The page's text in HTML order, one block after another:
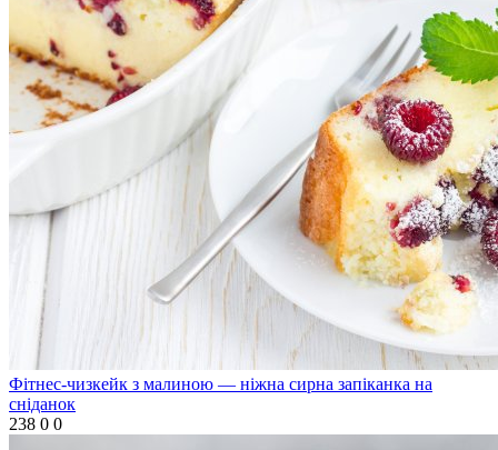
Фітнес-чизкейк з малиною — ніжна сирна запіканка на
сніданок
238 0 0